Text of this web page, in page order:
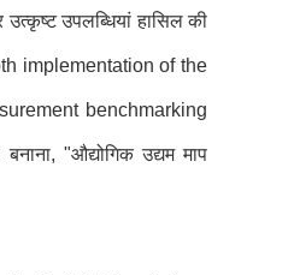
उपलब्धियां हासिल की
implementation of the
benchmarking
"औद्योगिक उद्यम माप